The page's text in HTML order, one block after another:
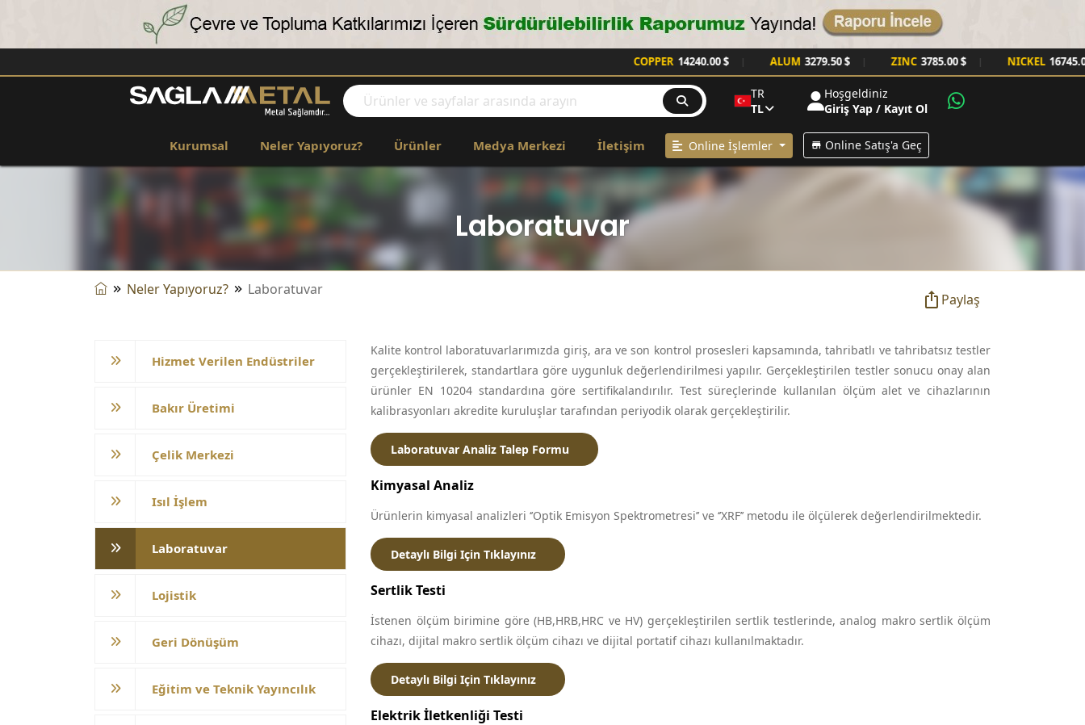
COPPER 14240.00 $ | ALUM 3279.50 $ | ZINC 3785.00 $ | NICKEL 16745.00 $ |
TR
TL
Hoşgeldiniz
Giriş Yap / Kayıt Ol
Kurumsal Neler Yapıyoruz? Ürünler Medya Merkezi İletişim Online İşlemler Online Satış'a Geç
Laboratuvar
Neler Yapıyoruz? Laboratuvar
Paylaş
Hizmet Verilen Endüstriler
Bakır Üretimi
Çelik Merkezi
Isıl İşlem
Laboratuvar
Lojistik
Geri Dönüşüm
Eğitim ve Teknik Yayıncılık
Kalite kontrol laboratuvarlarımızda giriş, ara ve son kontrol prosesleri kapsamında, tahribatlı ve tahribatsız testler
gerçekleştirilerek, standartlara göre uygunluk değerlendirilmesi yapılır. Gerçekleştirilen testler sonucu onay alan
ürünler EN 10204 standardına göre sertifikalandırılır. Test süreçlerinde kullanılan ölçüm alet ve cihazlarının
kalibrasyonları akredite kuruluşlar tarafından periyodik olarak gerçekleştirilir.
Laboratuvar Analiz Talep Formu
Kimyasal Analiz
Ürünlerin kimyasal analizleri ‘’Optik Emisyon Spektrometresi’’ ve ‘’XRF’’ metodu ile ölçülerek değerlendirilmektedir.
Detaylı Bilgi Için Tıklayınız
Sertlik Testi
İstenen ölçüm birimine göre (HB,HRB,HRC ve HV) gerçekleştirilen sertlik testlerinde, analog makro sertlik ölçüm
cihazı, dijital makro sertlik ölçüm cihazı ve dijital portatif cihazı kullanılmaktadır.
Detaylı Bilgi Için Tıklayınız
Elektrik İletkenliği Testi